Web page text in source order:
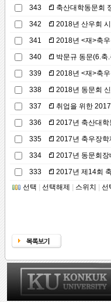
343
축산대학동문회
342
2018년 산우회
341
2018년 <재>축
340
박문규 동문(6.축
339
2018년 <재>축
338
2018년 동문회
337
취업을 위한
336
2017년 축산대학
335
2017년 축우장학
334
2017년 동문회
333
2017년 제14회
선택
선택해제 스위치
선